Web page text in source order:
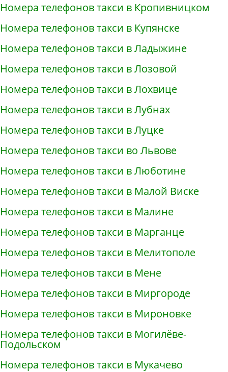
Номера телефонов такси в Кропивницком
Номера телефонов такси в Купянске
Номера телефонов такси в Ладыжине
Номера телефонов такси в Лозовой
Номера телефонов такси в Лохвице
Номера телефонов такси в Лубнах
Номера телефонов такси в Луцке
Номера телефонов такси во Львове
Номера телефонов такси в Люботине
Номера телефонов такси в Малой Виске
Номера телефонов такси в Малине
Номера телефонов такси в Марганце
Номера телефонов такси в Мелитополе
Номера телефонов такси в Мене
Номера телефонов такси в Миргороде
Номера телефонов такси в Мироновке
Номера телефонов такси в Могилёве-
Подольском
Номера телефонов такси в Мукачево